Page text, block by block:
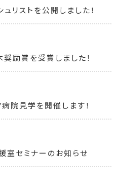
リストを公開しました！
励賞を受賞しました！
院見学を開催します！
室セミナーのお知らせ